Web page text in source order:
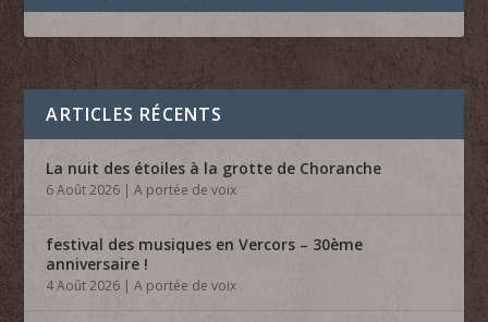
ARTICLES RÉCENTS
La nuit des étoiles à la grotte de Choranche
6 Août 2026 |A portée de voix
festival des musiques en Vercors – 30ème
anniversaire !
4 Août 2026 |A portée de voix